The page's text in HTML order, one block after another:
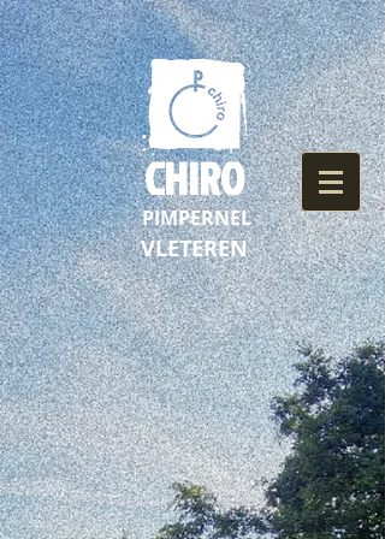
CHIRO
PIMPERNEL
VLETEREN